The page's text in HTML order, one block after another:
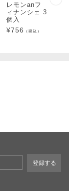
レモンanフ
ィナンシェ 3
個入
¥756 （税込）